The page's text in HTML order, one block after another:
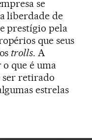
se
liberdade de
prestígio pela
que seus
trolls. A
que é uma
ser retirado
estrelas